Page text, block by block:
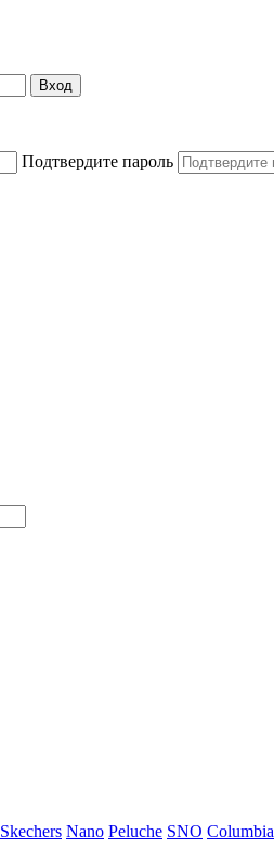
Вход
Подтвердите пароль
Skechers Nano Peluche SNO Columbia